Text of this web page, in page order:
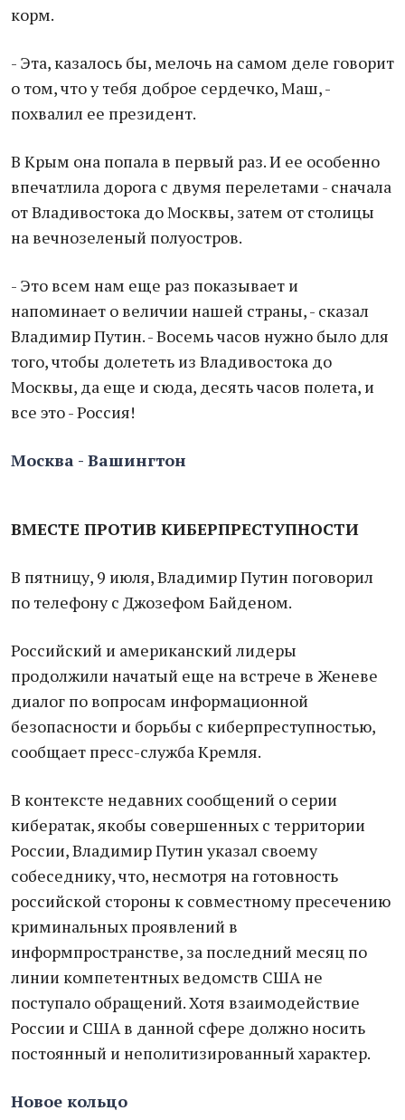
корм.
- Эта, казалось бы, мелочь на самом деле говорит
о том, что у тебя доброе сердечко, Маш, -
похвалил ее президент.
В Крым она попала в первый раз. И ее особенно
впечатлила дорога с двумя перелетами - сначала
от Владивостока до Москвы, затем от столицы
на вечнозеленый полуостров.
- Это всем нам еще раз показывает и
напоминает о величии нашей страны, - сказал
Владимир Путин. - Восемь часов нужно было для
того, чтобы долететь из Владивостока до
Москвы, да еще и сюда, десять часов полета, и
все это - Россия!
Москва - Вашингтон
ВМЕСТЕ ПРОТИВ КИБЕРПРЕСТУПНОСТИ
В пятницу, 9 июля, Владимир Путин поговорил
по телефону с Джозефом Байденом.
Российский и американский лидеры
продолжили начатый еще на встрече в Женеве
диалог по вопросам информационной
безопасности и борьбы с киберпреступностью,
сообщает пресс-служба Кремля.
В контексте недавних сообщений о серии
кибератак, якобы совершенных с территории
России, Владимир Путин указал своему
собеседнику, что, несмотря на готовность
российской стороны к совместному пресечению
криминальных проявлений в
информпространстве, за последний месяц по
линии компетентных ведомств США не
поступало обращений. Хотя взаимодействие
России и США в данной сфере должно носить
постоянный и неполитизированный характер.
Новое кольцо